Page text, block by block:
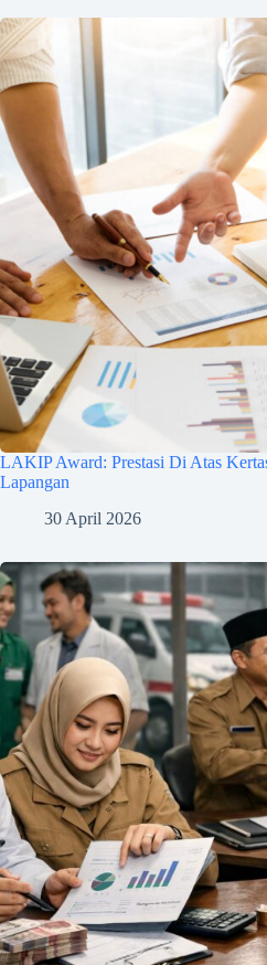
LAKIP Award: Prestasi Di Atas
Lapangan
30 April 2026